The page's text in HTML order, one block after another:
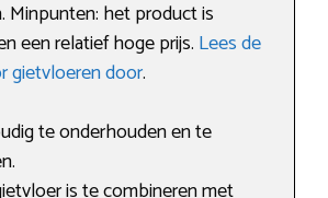
Minpunten: het product is
een relatief hoge prijs. Lees de
gietvloeren door.
te onderhouden en te